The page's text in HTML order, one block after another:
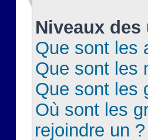
Niveaux
Que sont les
Que sont les
Que sont les
Où sont les
rejoindre un ?